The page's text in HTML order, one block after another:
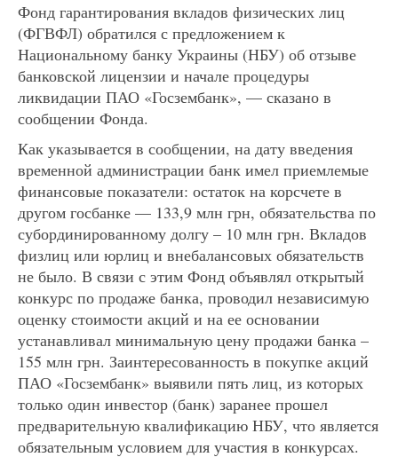
Фонд гарантирования вкладов физических лиц
(ФГВФЛ) обратился с предложением к
Национальному банку Украины (НБУ) об отзыве
банковской лицензии и начале процедуры
ликвидации ПАО «Госзембанк», — сказано в
сообщении Фонда.
Как указывается в сообщении, на дату введения
временной администрации банк имел приемлемые
финансовые показатели: остаток на корсчете в
другом госбанке — 133,9 млн грн, обязательства по
субординированному долгу – 10 млн грн. Вкладов
физлиц или юрлиц и внебалансовых обязательств
не было. В связи с этим Фонд объявлял открытый
конкурс по продаже банка, проводил независимую
оценку стоимости акций и на ее основании
устанавливал минимальную цену продажи банка –
155 млн грн. Заинтересованность в покупке акций
ПАО «Госзембанк» выявили пять лиц, из которых
только один инвестор (банк) заранее прошел
предварительную квалификацию НБУ, что является
обязательным условием для участия в конкурсах.